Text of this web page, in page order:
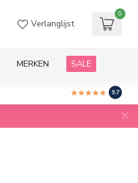
Verlanglijst
0
MERKEN SALE
9.7